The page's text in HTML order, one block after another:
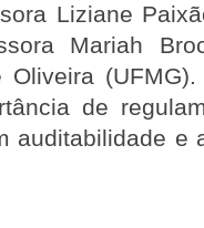
Liziane
Mariah
de
auditabilidade e